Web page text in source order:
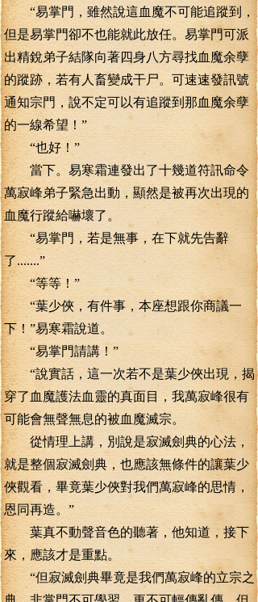
“易掌門，雖然說這血魔不可能追蹤到，
但是易掌門卻不也能就此放任。易掌門可派
出精銳弟子結隊向著四身八方尋找血魔余孽
的蹤跡，若有人畜變成干尸。可速速發訊號
通知宗門，說不定可以有追蹤到那血魔余孽
的一線希望！”
“也好！”
當下。易寒霜連發出了十幾道符訊命令
萬寂峰弟子緊急出動，顯然是被再次出現的
血魔行蹤給嚇壞了。
“易掌門，若是無事，在下就先告辭
了.......”
“等等！”
“葉少俠，有件事，本座想跟你商議一
下！”易寒霜說道。
“易掌門請講！”
“說實話，這一次若不是葉少俠出現，揭
穿了血魔護法血靈的真面目，我萬寂峰很有
可能會無聲無息的被血魔滅宗。
從情理上講，別說是寂滅劍典的心法，
就是整個寂滅劍典，也應該無條件的讓葉少
俠觀看，畢竟葉少俠對我們萬寂峰的思情，
恩同再造。”
葉真不動聲音色的聽著，他知道，接下
來，應該才是重點。
“但寂滅劍典畢竟是我們萬寂峰的立宗之